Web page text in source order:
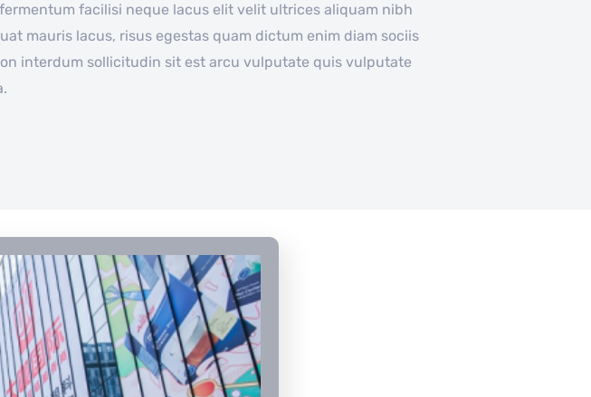
facilisi neque lacus elit velit ultrices aliquam nibh
mauris lacus, risus egestas quam dictum enim diam sociis
interdum sollicitudin sit est arcu vulputate quis vulputate